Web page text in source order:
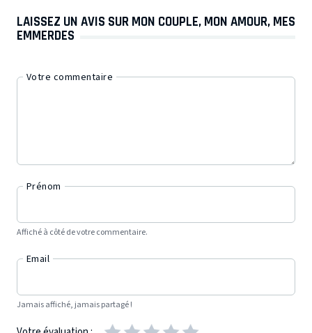
LAISSEZ UN AVIS SUR MON COUPLE, MON AMOUR, MES
EMMERDES
Votre commentaire
Prénom
Affiché à côté de votre commentaire.
Email
Jamais affiché, jamais partagé !